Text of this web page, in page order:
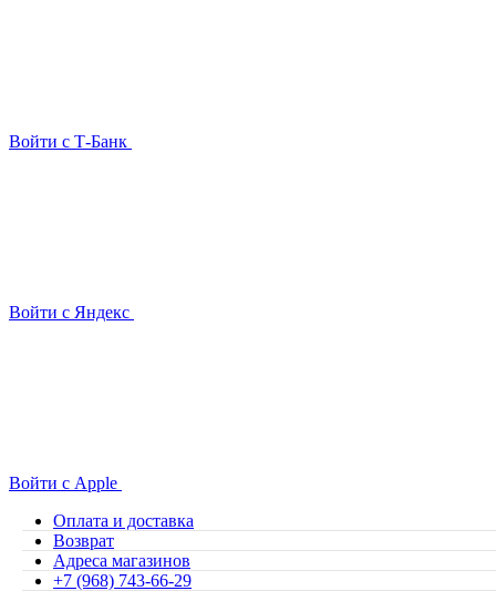
Войти с Т-Банк
Войти с Яндекс
Войти с Apple
Оплата и доставка
Возврат
Адреса магазинов
+7 (968) 743-66-29